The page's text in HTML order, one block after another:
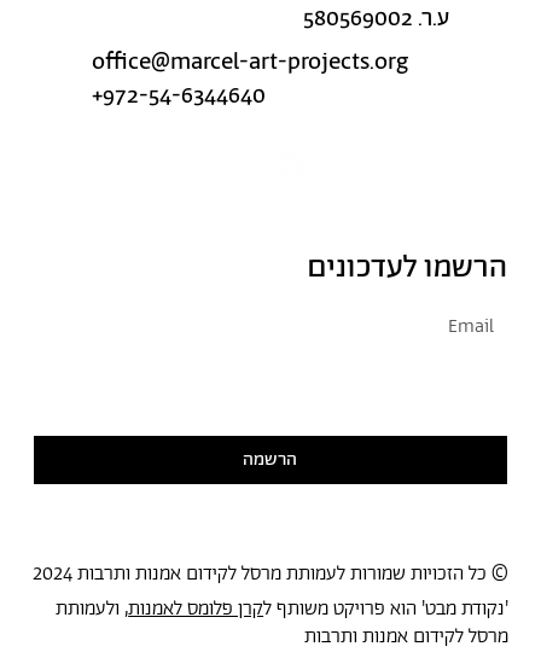
ע.ר. 580569002
office@marcel-art-projects.org
+972-54-6344640
הרשמו לעדכונים
הרשמה
© כל הזכויות שמורות לעמותת מרסל לקידום אמנות ותרבות 2024
'נקודת מבט' הוא פרויקט משותף לקרן פלומס לאמנות, ולעמותת
מרסל לקידום אמנות ותרבות